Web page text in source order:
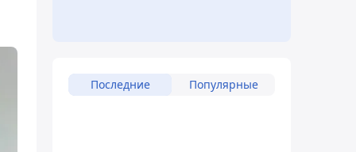
Последние Популярные